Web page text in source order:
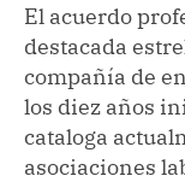
El acuerdo
destacada
compañía de
los diez años
cataloga
asociaciones